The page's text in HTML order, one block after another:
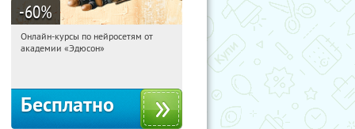
-60%
07:34:11 Получили:
Онлайн-курсы по нейросетям от
академии «Эдюсон»
Бесплатно